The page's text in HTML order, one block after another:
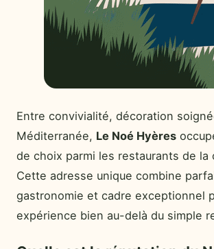
Entre convivialité, décoration
Méditerranée, Le Noé Hyères
de choix parmi les restaurants de la
Cette adresse unique combine
gastronomie et cadre exceptionnel
expérience bien au-delà du simple